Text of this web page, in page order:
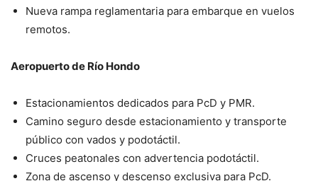
Nueva rampa reglamentaria para embarque en vuelos
remotos.
Aeropuerto de Río Hondo
Estacionamientos dedicados para PcD y PMR.
Camino seguro desde estacionamiento y transporte
público con vados y podotáctil.
Cruces peatonales con advertencia podotáctil.
Zona de ascenso y descenso exclusiva para PcD.